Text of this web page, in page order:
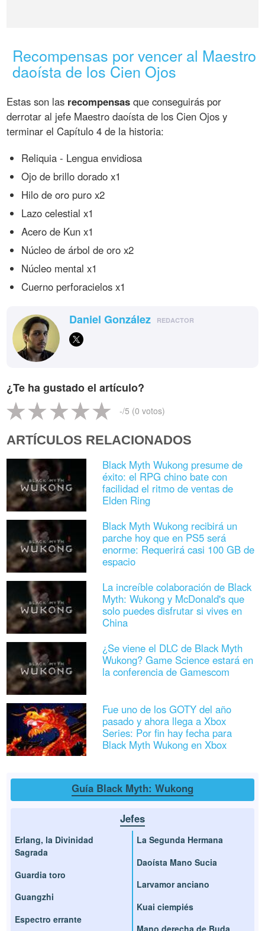
Recompensas por vencer al Maestro
daoísta de los Cien Ojos
Estas son las recompensas que conseguirás por
derrotar al jefe Maestro daoísta de los Cien Ojos y
terminar el Capítulo 4 de la historia:
Reliquia - Lengua envidiosa
Ojo de brillo dorado x1
Hilo de oro puro x2
Lazo celestial x1
Acero de Kun x1
Núcleo de árbol de oro x2
Núcleo mental x1
Cuerno perforacielos x1
Daniel González REDACTOR
¿Te ha gustado el artículo?
-/5 (0 votos)
ARTÍCULOS RELACIONADOS
Black Myth Wukong presume de
éxito: el RPG chino bate con
facilidad el ritmo de ventas de
Elden Ring
Black Myth Wukong recibirá un
parche hoy que en PS5 será
enorme: Requerirá casi 100 GB de
espacio
La increíble colaboración de Black
Myth: Wukong y McDonald's que
solo puedes disfrutar si vives en
China
¿Se viene el DLC de Black Myth
Wukong? Game Science estará en
la conferencia de Gamescom
Fue uno de los GOTY del año
pasado y ahora llega a Xbox
Series: Por fin hay fecha para
Black Myth Wukong en Xbox
Guía Black Myth: Wukong
Jefes
Erlang, la Divinidad
Sagrada
Guardia toro
Guangzhi
Espectro errante
La Segunda Hermana
Daoísta Mano Sucia
Larvamor anciano
Kuai ciempiés